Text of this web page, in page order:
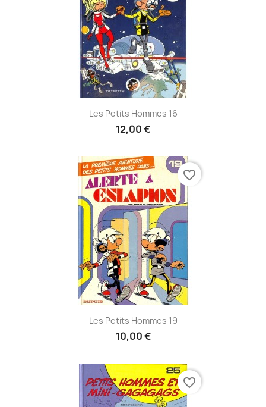
Les Petits Hommes 16
12,00 €
Les Petits Hommes 19
10,00 €
favorite_border
favorite_border